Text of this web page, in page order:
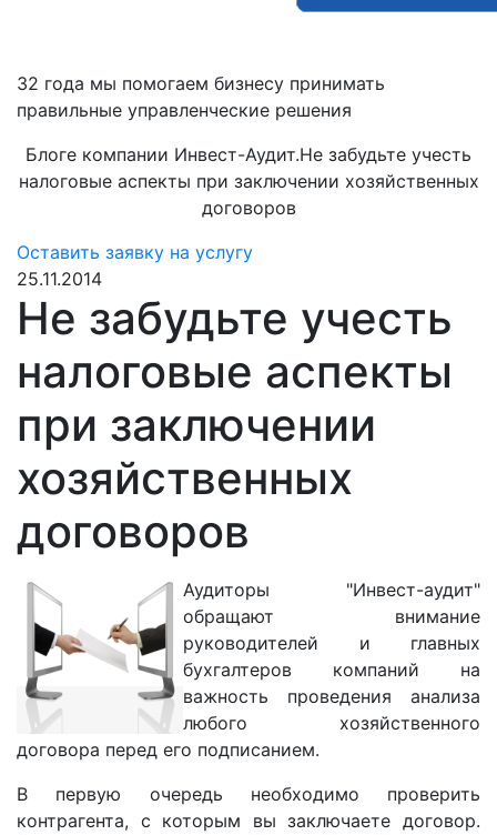
32 года мы помогаем бизнесу принимать
правильные управленческие решения
Блоге компании Инвест-Аудит.Не забудьте учесть
налоговые аспекты при заключении хозяйственных
договоров
Оставить заявку на услугу
25.11.2014
Не забудьте учесть
налоговые аспекты
при заключении
хозяйственных
договоров
Аудиторы "Инвест-аудит"
обращают внимание
руководителей и главных
бухгалтеров компаний на
важность проведения анализа
любого хозяйственного
договора перед его подписанием.
В первую очередь необходимо проверить
контрагента, с которым вы заключаете договор.